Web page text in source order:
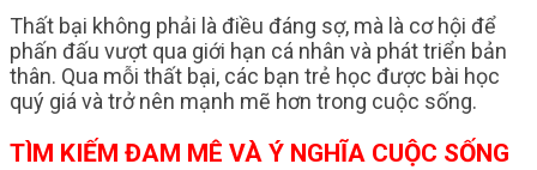
Thất bại không phải là điều đáng sợ, mà là cơ hội để
phấn đấu vượt qua giới hạn cá nhân và phát triển bản
thân. Qua mỗi thất bại, các bạn trẻ học được bài học
quý giá và trở nên mạnh mẽ hơn trong cuộc sống.
TÌM KIẾM ĐAM MÊ VÀ Ý NGHĨA CUỘC SỐNG